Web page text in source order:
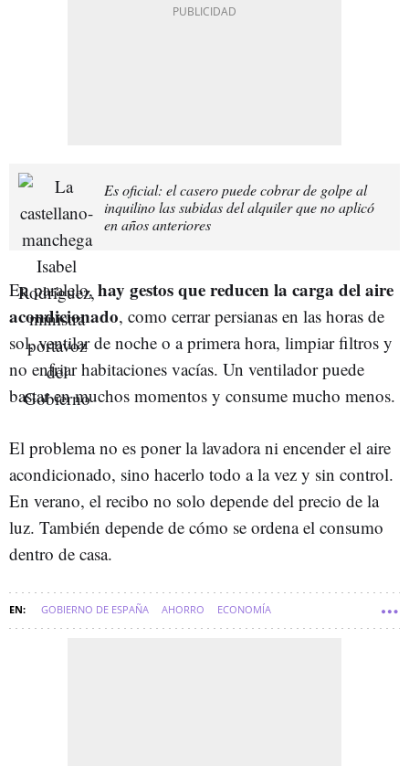
Es oficial: el casero puede cobrar de golpe al
inquilino las subidas del alquiler que no aplicó
en años anteriores
En paralelo, hay gestos que reducen la carga del aire
acondicionado, como cerrar persianas en las horas de
sol, ventilar de noche o a primera hora, limpiar filtros y
no enfriar habitaciones vacías. Un ventilador puede
bastar en muchos momentos y consume mucho menos.
El problema no es poner la lavadora ni encender el aire
acondicionado, sino hacerlo todo a la vez y sin control.
En verano, el recibo no solo depende del precio de la
luz. También depende de cómo se ordena el consumo
dentro de casa.
GOBIERNO DE ESPAÑA AHORRO ECONOMÍA